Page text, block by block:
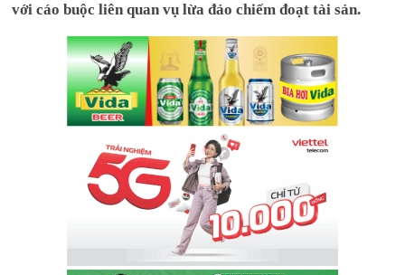
với cáo buộc liên quan vụ lừa đảo chiếm đoạt tài sản.